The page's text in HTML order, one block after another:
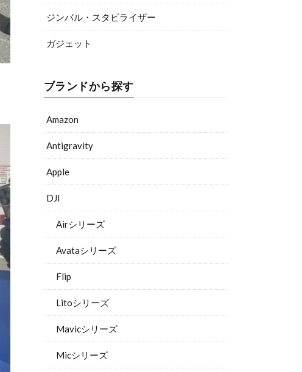
ジンバル・スタビライザー
ガジェット
ブランドから探す
Amazon
Antigravity
Apple
DJI
Airシリーズ
Avataシリーズ
Flip
Litoシリーズ
Mavicシリーズ
Micシリーズ